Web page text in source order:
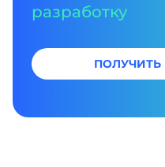
разработку